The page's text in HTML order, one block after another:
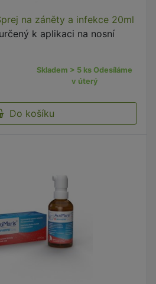
na záněty a infekce 20ml
k aplikaci na nosní
Skladem > 5 ks Odesíláme
v úterý
Do košíku